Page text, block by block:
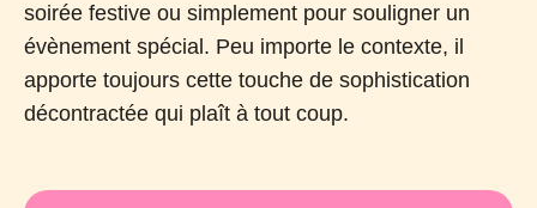
soirée festive ou simplement pour souligner un
évènement spécial. Peu importe le contexte, il
apporte toujours cette touche de sophistication
décontractée qui plaît à tout coup.